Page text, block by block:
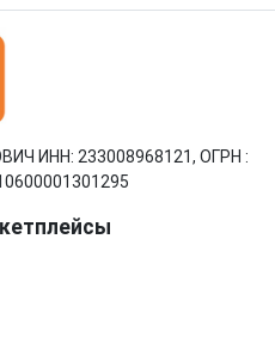
ИНН: 233008968121, ОГРН :